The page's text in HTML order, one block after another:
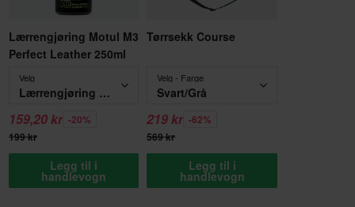
Lærrengjøring Motul M3
Perfect Leather 250ml
Velg
Lærrengjøring Motul M3 Perfect Leather 250ml
159,20 kr -20%
199 kr
Legg til i
handlevogn
Tørrsekk Course
Velg - Farge
Svart/Grå
219 kr -62%
569 kr
Legg til i
handlevogn